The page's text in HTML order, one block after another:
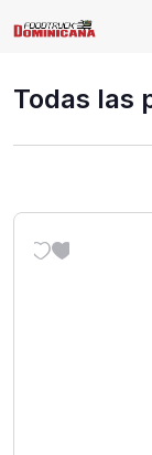
Todas las